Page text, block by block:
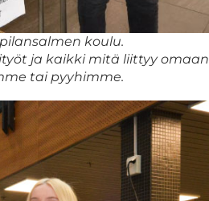
koulu.
ja kaikki mitä liittyy omaan
tai pyyhimme.